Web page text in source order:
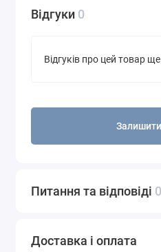
Відгуки 0
Відгуків про цей товар
Залишити
Питання та відповіді 0
Доставка і оплата